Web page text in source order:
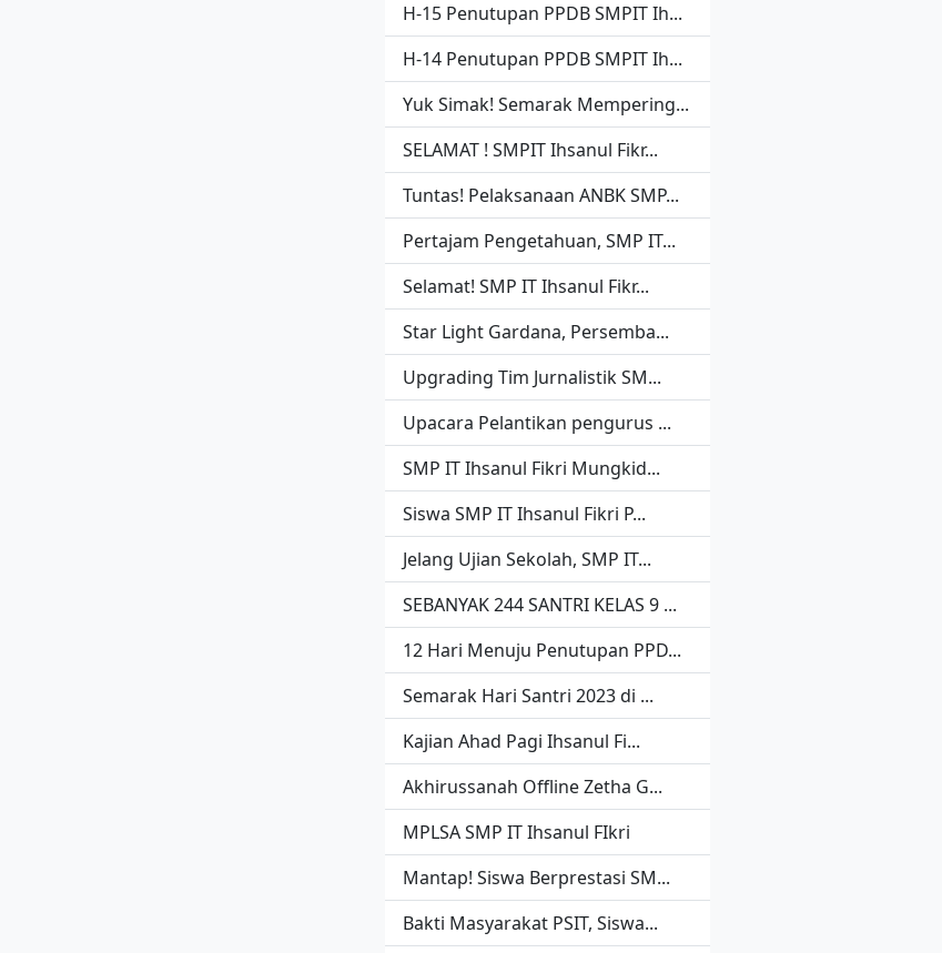
H-15 Penutupan PPDB SMPIT Ih...
H-14 Penutupan PPDB SMPIT Ih...
Yuk Simak! Semarak Mempering...
SELAMAT ! SMPIT Ihsanul Fikr...
Tuntas! Pelaksanaan ANBK SMP...
Pertajam Pengetahuan, SMP IT...
Selamat! SMP IT Ihsanul Fikr...
Star Light Gardana, Persemba...
Upgrading Tim Jurnalistik SM...
Upacara Pelantikan pengurus ...
SMP IT Ihsanul Fikri Mungkid...
Siswa SMP IT Ihsanul Fikri P...
Jelang Ujian Sekolah, SMP IT...
SEBANYAK 244 SANTRI KELAS 9 ...
12 Hari Menuju Penutupan PPD...
Semarak Hari Santri 2023 di ...
Kajian Ahad Pagi Ihsanul Fi...
Akhirussanah Offline Zetha G...
MPLSA SMP IT Ihsanul FIkri
Mantap! Siswa Berprestasi SM...
Bakti Masyarakat PSIT, Siswa...